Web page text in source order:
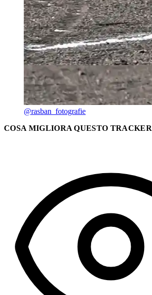
@rasban_fotografie
COSA MIGLIORA QUESTO TRACKER